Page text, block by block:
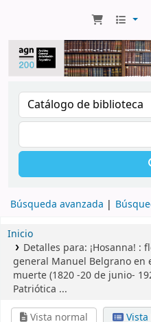
Búsqueda avanzada
Inicio
Detalles para: ¡Hosanna! :
general Manuel Belgrano en
muerte (1820 -20 de junio-
Patriótica ...
Vista normal
Vista